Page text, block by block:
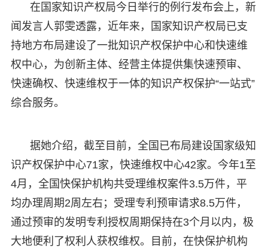
在国家知识产权局今日举行的例行发布会上，新
闻发言人郭雯透露，近年来，国家知识产权局已支
持地方布局建设了一批知识产权保护中心和快速维
权中心，为创新主体、经营主体提供集快速预审、
快速确权、快速维权于一体的知识产权保护“一站式”
综合服务。
据她介绍，截至目前，全国已布局建设国家级知
识产权保护中心71家，快速维权中心42家。今年1至
4月，全国快保护机构共受理维权案件3.5万件，平
均办理周期2周左右；受理专利预审请求8.5万件，
通过预审的发明专利授权周期保持在3个月以内，极
大地便利了权利人获权维权。目前，在快保护机构